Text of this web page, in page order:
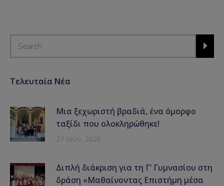
Τελευταία Νέα
Μια ξεχωριστή βραδιά, ένα όμορφο
ταξίδι που ολοκληρώθηκε!
27 Ιούν, 2026
Διπλή διάκριση για τη Γ’ Γυμνασίου στη
δράση «Μαθαίνοντας Επιστήμη μέσα